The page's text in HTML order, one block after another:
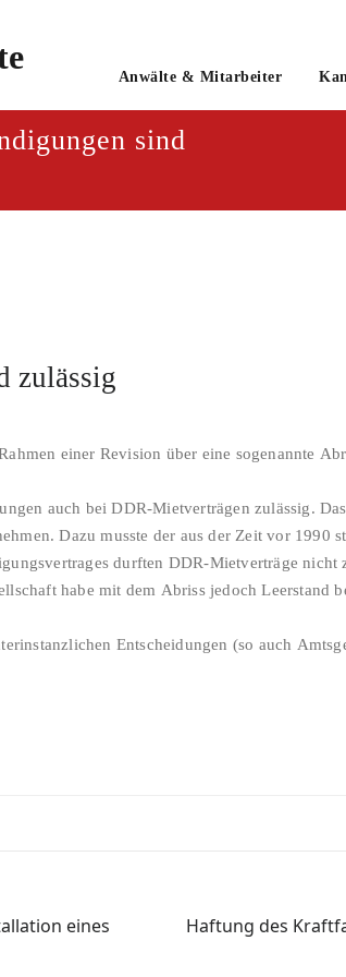
Anwälte & Mitarbeiter
sind
zulässig
einer Revision über eine sogenannte
auch bei DDR-Mietverträgen zulässig.
Dazu musste der aus der Zeit vor 1990
durften DDR-Mietverträge nicht
habe mit dem Abriss jedoch Leerstand
Entscheidungen (so auch
Haftung des